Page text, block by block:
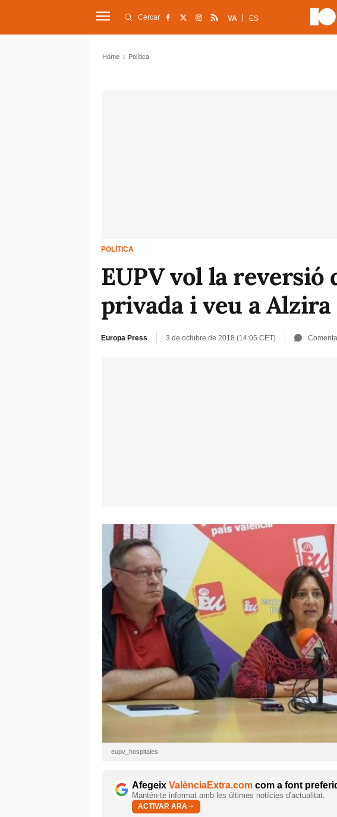
Cercar VA ES
Home Política
POLÍTICA
EUPV vol la reversió
privada i veu a
Europa Press 3 de octubre de 2018 (14:05 CET)
eupv_hospitales
Afegeix ValènciaExtra.com com a font
Mantén-te informat amb les últimes notícies d'actualitat.
ACTIVAR ARA